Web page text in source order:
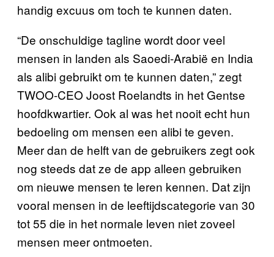
handig excuus om toch te kunnen daten.
“De onschuldige tagline wordt door veel
mensen in landen als Saoedi-Arabië en India
als alibi gebruikt om te kunnen daten,” zegt
TWOO-CEO Joost Roelandts in het Gentse
hoofdkwartier. Ook al was het nooit echt hun
bedoeling om mensen een alibi te geven.
Meer dan de helft van de gebruikers zegt ook
nog steeds dat ze de app alleen gebruiken
om nieuwe mensen te leren kennen. Dat zijn
vooral mensen in de leeftijdscategorie van 30
tot 55 die in het normale leven niet zoveel
mensen meer ontmoeten.